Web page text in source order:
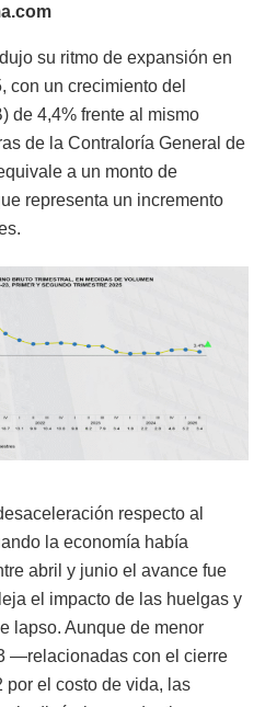
su ritmo de expansión en
con un crecimiento del
de 4,4% frente al mismo
de la Contraloría General de
a un monto de
representa un incremento
respecto al
la economía había
abril y junio el avance fue
el impacto de las huelgas y
lapso. Aunque de menor
—relacionadas con el cierre
el costo de vida, las